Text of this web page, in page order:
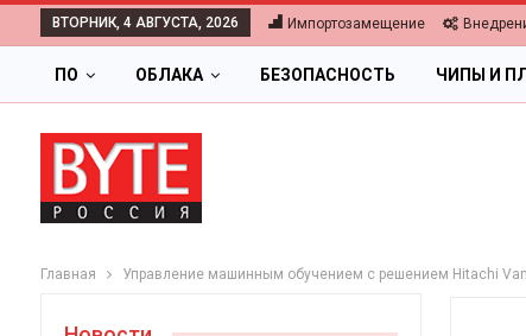
ВТОРНИК, 4 АВГУСТА, 2026 Импортозамещение
ПО ОБЛАКА БЕЗОПАСНОСТЬ ЧИПЫ И
Главная Управление машинным обучением с решением Hitachi